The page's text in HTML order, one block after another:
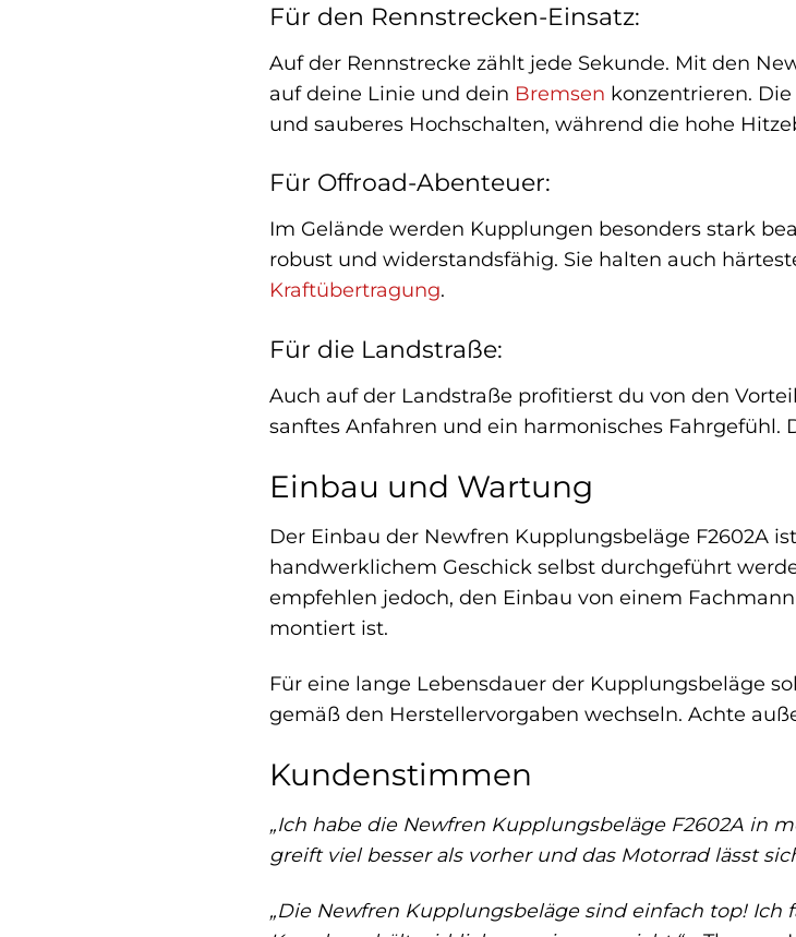
Für den Rennstrecken-Einsatz:
Auf der Rennstrecke zählt jede Sekunde. Mit den
auf deine Linie und dein Bremsen konzentrieren.
und sauberes Hochschalten, während die hohe
Für Offroad-Abenteuer:
Im Gelände werden Kupplungen besonders stark
robust und widerstandsfähig. Sie halten auch
Kraftübertragung.
Für die Landstraße:
Auch auf der Landstraße profitierst du von den
sanftes Anfahren und ein harmonisches Fahrgefühl.
Einbau und Wartung
Der Einbau der Newfren Kupplungsbeläge F2602A
handwerklichem Geschick selbst durchgeführt
empfehlen jedoch, den Einbau von einem
montiert ist.
Für eine lange Lebensdauer der Kupplungsbeläge
gemäß den Herstellervorgaben wechseln. Achte
Kundenstimmen
„Ich habe die Newfren Kupplungsbeläge F2602A in
greift viel besser als vorher und das Motorrad lässt
„Die Newfren Kupplungsbeläge sind einfach top! Ich